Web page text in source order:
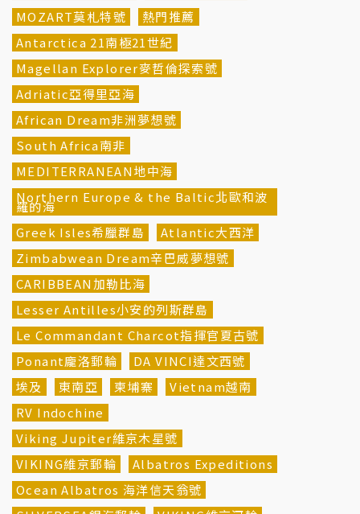
MOZART莫札特號
熱門推薦
Antarctica 21南極21世紀
Magellan Explorer麥哲倫探索號
Adriatic亞得里亞海
African Dream非洲夢想號
South Africa南非
MEDITERRANEAN地中海
Northern Europe & the Baltic北歐和波
羅的海
Greek Isles希臘群島
Atlantic大西洋
Zimbabwean Dream辛巴威夢想號
CARIBBEAN加勒比海
Lesser Antilles小安的列斯群島
Le Commandant Charcot指揮官夏古號
Ponant龐洛郵輪
DA VINCI達文西號
埃及
東南亞 柬埔寨
Vietnam越南
RV Indochine
Viking Jupiter維京木星號
VIKING維京郵輪
Albatros Expeditions
Ocean Albatros 海洋信天翁號